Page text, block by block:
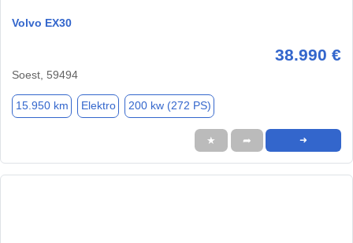
Volvo EX30
38.990 €
Soest, 59494
15.950 km Elektro 200 kw (272 PS)
★ ➦ ➜